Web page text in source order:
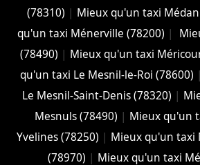
(78310) | Mieux qu'un taxi
qu'un taxi Ménerville (78200) |
(78490) | Mieux qu'un taxi
qu'un taxi Le Mesnil-le-Roi (78600) |
Le Mesnil-Saint-Denis (78320) |
Mesnuls (78490) | Mieux qu'un
Yvelines (78250) | Mieux qu'un taxi
(78970) | Mieux qu'un taxi